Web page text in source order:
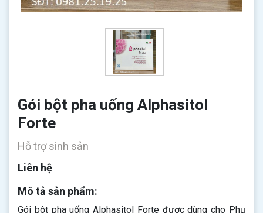
Gói bột pha uống Alphasitol
Forte
Hỗ trợ sinh sản
Liên hệ
Mô tả sản phẩm:
Gói bột pha uống Alphasitol Forte được dùng cho Phụ